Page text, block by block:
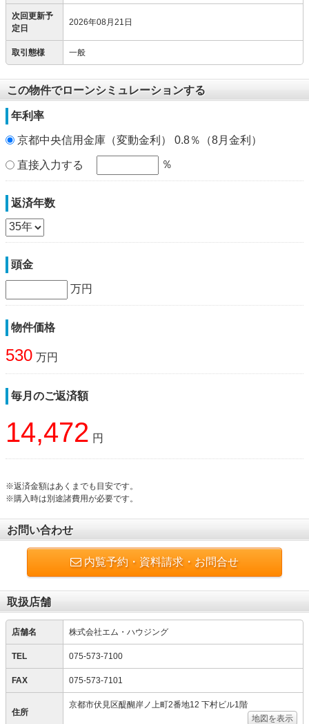
次回更新予
定日
2026年08月21日
取引態様 一般
この物件でローンシミュレーションする
年利率
京都中央信用金庫（変動金利） 0.8％（8月金利）
直接入力する ％
返済年数
頭金
万円
物件価格
530 万円
毎月のご返済額
14,472 円
※返済金額はあくまでも目安です。
※購入時は別途諸費用が必要です。
お問い合わせ
内覧予約・資料請求・お問合せ
取扱店舗
店舗名 株式会社エム・ハウジング
TEL 075-573-7100
FAX 075-573-7101
住所
京都市伏見区醍醐岸ノ上町2番地12 下村ビル1階
地図を表示